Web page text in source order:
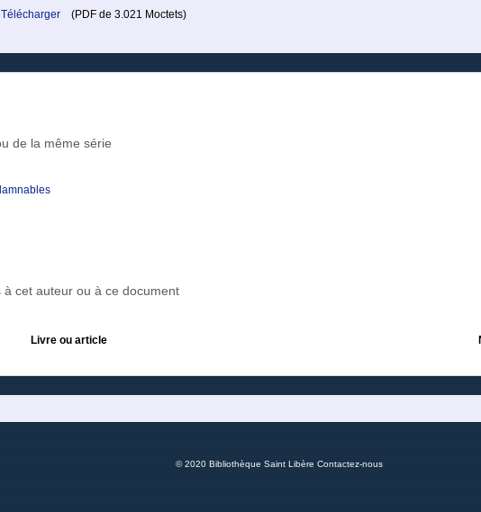
Télécharger (PDF de 3.021 Moctets)
de la même série
cet auteur ou à ce document
Livre ou article
© 2020 Bibliothèque Saint Libère Contactez-nous